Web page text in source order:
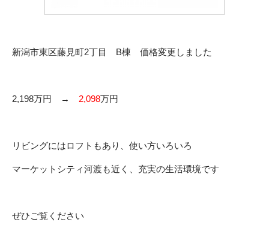
新潟市東区藤見町2丁目 B棟 価格変更しました
2,198万円 → 2,098万円
リビングにはロフトもあり、使い方いろいろ
マーケットシティ河渡も近く、充実の生活環境です
ぜひご覧ください